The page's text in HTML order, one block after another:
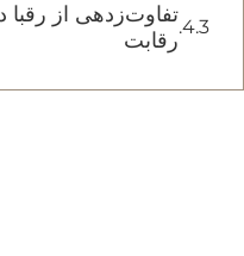
تفاوت‌زدهی از رقبا
رقابت